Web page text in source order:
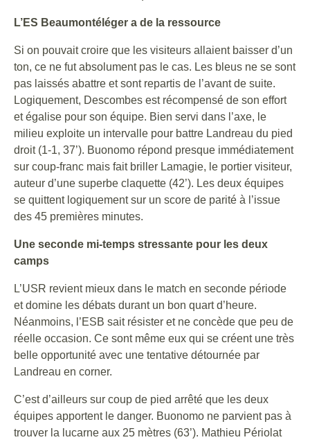
L’ES Beaumontéléger a de la ressource
Si on pouvait croire que les visiteurs allaient baisser d’un
ton, ce ne fut absolument pas le cas. Les bleus ne se sont
pas laissés abattre et sont repartis de l’avant de suite.
Logiquement, Descombes est récompensé de son effort
et égalise pour son équipe. Bien servi dans l’axe, le
milieu exploite un intervalle pour battre Landreau du pied
droit (1-1, 37’). Buonomo répond presque immédiatement
sur coup-franc mais fait briller Lamagie, le portier visiteur,
auteur d’une superbe claquette (42’). Les deux équipes
se quittent logiquement sur un score de parité à l’issue
des 45 premières minutes.
Une seconde mi-temps stressante pour les deux
camps
L’USR revient mieux dans le match en seconde période
et domine les débats durant un bon quart d’heure.
Néanmoins, l’ESB sait résister et ne concède que peu de
réelle occasion. Ce sont même eux qui se créent une très
belle opportunité avec une tentative détournée par
Landreau en corner.
C’est d’ailleurs sur coup de pied arrêté que les deux
équipes apportent le danger. Buonomo ne parvient pas à
trouver la lucarne aux 25 mètres (63’). Mathieu Périolat